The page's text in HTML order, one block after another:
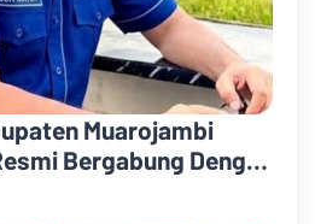
Muarojambi
Bergabung Dengan